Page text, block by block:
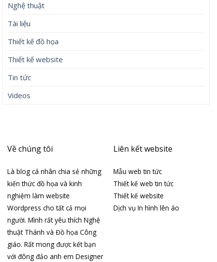
Nghệ thuật
Tài liệu
Thiết kế đồ họa
Thiết kế website
Tin tức
Videos
Về chúng tôi
Là blog cá nhân chia sẻ những
kiến thức đồ họa và kinh
nghiệm làm website
Wordpress cho tất cả mọi
người. Mình rất yêu thích Nghệ
thuật Thánh và Đồ họa Công
giáo. Rất mong được kết bạn
với đông đảo anh em Designer
Liên kết website
Mẫu web tin tức
Thiết kế web tin tức
Thiết kế website
Dịch vụ In hình lên áo